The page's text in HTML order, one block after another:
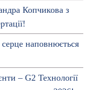
Копчикова з
наповнюється
– G2 Технології